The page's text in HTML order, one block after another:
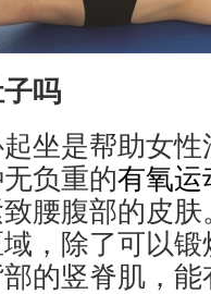
吗
是帮助女性
负重的有氧运
腰腹部的皮
，除了可以
的竖脊肌，